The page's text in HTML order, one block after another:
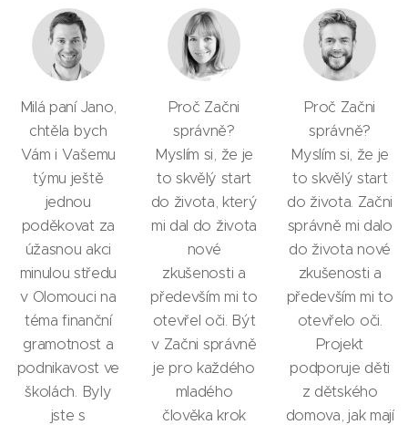
Milá paní Jano,
chtěla bych
Vám i Vašemu
týmu ještě
jednou
poděkovat za
úžasnou akci
minulou středu
v Olomouci na
téma finanční
gramotnost a
podnikavost ve
školách. Byly
jste s
Proč Začni
správně?
Myslím si, že je
to skvělý start
do života, který
mi dal do života
nové
zkušenosti a
především mi to
otevřel oči. Být
v Začni správně
je pro každého
mladého
člověka krok
Proč Začni
správně?
Myslím si, že je
to skvělý start
do života. Začni
správně mi dalo
do života nové
zkušenosti a
především mi to
otevřelo oči.
Projekt
podporuje děti
z dětského
domova, jak mají